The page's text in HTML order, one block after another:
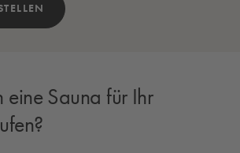
eine Sauna für Ihr